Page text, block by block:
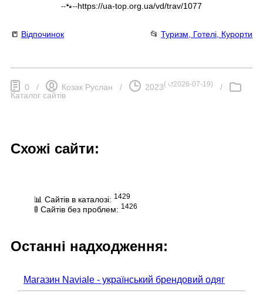
--🐾--https://ua-top.org.ua/vd/trav/1077
📒 Відпочинок 📂 Туризм, Готелі, Курорти
0 / Козак Руслан / 2023( ⮍2026-07-19)
/
Каталог сайтів
Схожі сайти:
📊 Сайтів в каталозі: 1429
🚦 Сайтів без проблем: 1426
Останні надходження:
Магазин Naviale - український брендовий одяг